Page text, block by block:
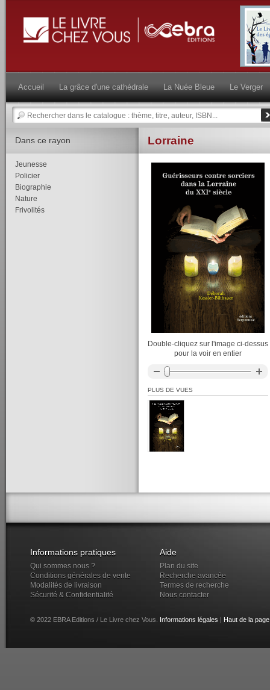
Accueil La grâce d'une cathédrale La Nuée Bleue Le Verger
Lorraine
Double-cliquez sur l'image ci-dessus
pour la voir en entier
PLUS DE VUES
Dans ce rayon
Jeunesse
Policier
Biographie
Nature
Frivolités
Informations pratiques
Qui sommes nous ?
Conditions générales de vente
Modalités de livraison
Sécurité & Confidentialité
Aide
Plan du site
Recherche avancée
Termes de recherche
Nous contacter
© 2022 EBRA Editions / Le Livre chez Vous. Informations légales Haut de la page